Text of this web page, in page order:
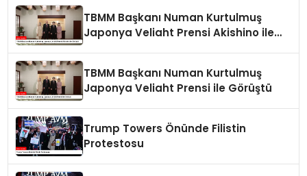
TBMM Başkanı Numan Kurtulmuş
Japonya Veliaht Prensi Akishino ile
TBMM Başkanı Numan Kurtulmuş
Japonya Veliaht Prensi ile Görüştü
Trump Towers Önünde Filistin
Protestosu